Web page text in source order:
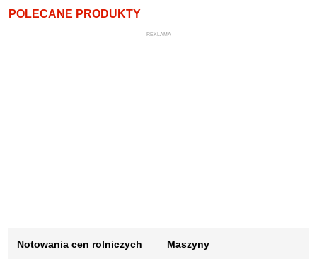
POLECANE PRODUKTY
REKLAMA
Notowania cen rolniczych
Maszyny